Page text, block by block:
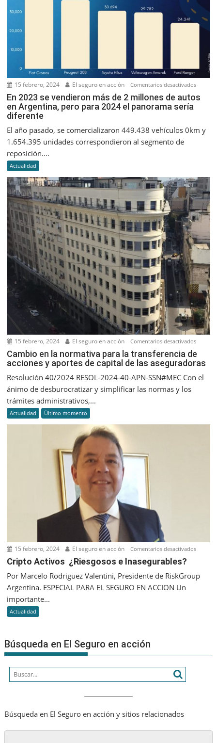
15 febrero, 2024 El seguro en acción Comentarios desactivadosen
En
de
autos
en
pero
para
2024
sería
En 2023 se vendieron más de 2 millones de autos
en Argentina, pero para 2024 el panorama sería
diferente
El año pasado, se comercializaron 449.438 vehículos 0km y
1.654.395 unidades correspondieron al segmento de
reposición....
Actualidad
15 febrero, 2024 El seguro en acción Comentarios desactivadosen
Cambio
en
de
Cambio en la normativa para la transferencia de
acciones y aportes de capital de las aseguradoras
Resolución 40/2024 RESOL-2024-40-APN-SSN#MEC Con el
ánimo de desburocratizar y simplificar las normas y los
trámites administrativos,...
Actualidad Último momento
15 febrero, 2024 El seguro en acción Comentarios desactivadosen
Cripto Activos ¿Riesgosos e Inasegurables?
Por Marcelo Rodriguez Valentini, Presidente de RiskGroup
Argentina. ESPECIAL PARA EL SEGURO EN ACCION Un
importante...
Actualidad
Búsqueda en El Seguro en acción
Búsqueda en El Seguro en acción y sitios relacionados